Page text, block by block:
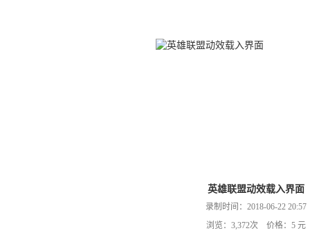
英雄联盟动效载入界面
录制时间：2018-06-22 20:57
浏览：3,372次 价格：5 元